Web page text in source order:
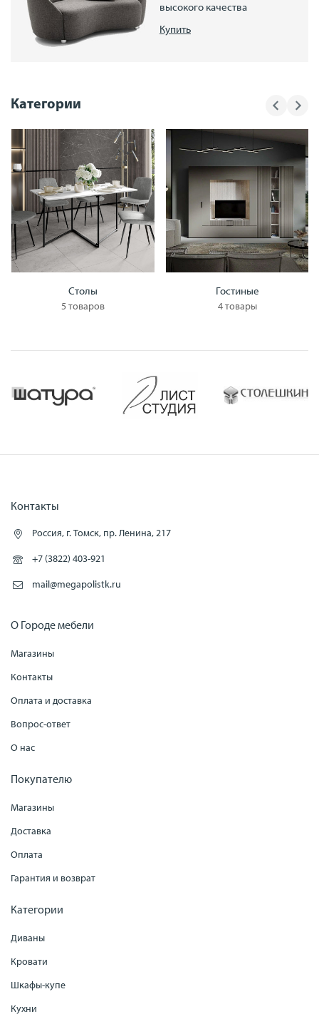
высокого качества
Купить
Категории
Столы
5 товаров
Гостиные
4 товары
Контакты
Россия, г. Томск, пр. Ленина, 217
+7 (3822) 403-921
mail@megapolistk.ru
О Городе мебели
Магазины
Контакты
Оплата и доставка
Вопрос-ответ
О нас
Покупателю
Магазины
Доставка
Оплата
Гарантия и возврат
Категории
Диваны
Кровати
Шкафы-купе
Кухни